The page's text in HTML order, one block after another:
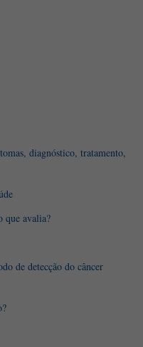
diagnóstico, tratamento,
que avalia?
de detecção do câncer